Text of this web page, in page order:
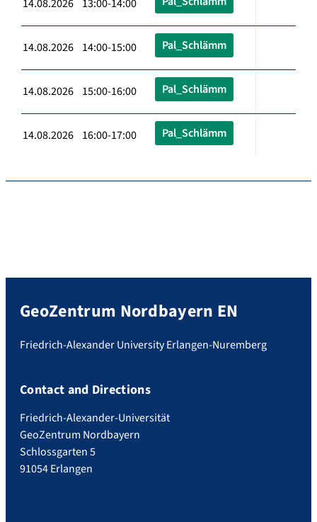
14.08.2026 13:00-14:00
14.08.2026 14:00-15:00 Pal_Schlämm
14.08.2026 15:00-16:00 Pal_Schlämm
14.08.2026 16:00-17:00 Pal_Schlämm
GeoZentrum Nordbayern EN
Friedrich-Alexander University Erlangen-Nuremberg
Contact and Directions
Friedrich-Alexander-Universität
GeoZentrum Nordbayern
Schlossgarten 5
91054 Erlangen